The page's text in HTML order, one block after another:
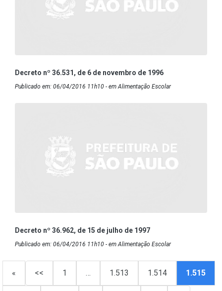
Decreto nº 36.531, de 6 de novembro de 1996
Publicado em: 06/04/2016 11h10 - em Alimentação Escolar
Decreto nº 36.962, de 15 de julho de 1997
Publicado em: 06/04/2016 11h10 - em Alimentação Escolar
« << 1 … 1.513 1.514 1.515